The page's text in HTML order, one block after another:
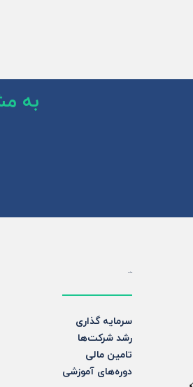
به
خدمات
سرمایه گذاری
رشد شرکت‌ها
تامین مالی
دوره‌های آموزشی